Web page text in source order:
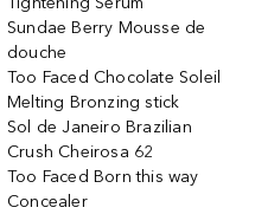
Sundae Berry Mousse de
douche
Too Faced Chocolate Soleil
Melting Bronzing stick
Sol de Janeiro Brazilian
Crush Cheirosa 62
Too Faced Born this way
Concealer